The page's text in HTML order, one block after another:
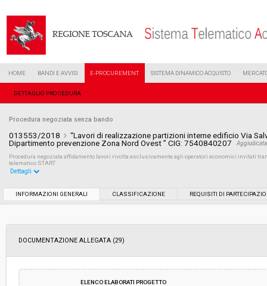
HOME BANDI E AVVISI E-PROCUREMENT SISTEMA DINAMICO ACQUISTO
DETTAGLIO PROCEDURA
Procedura negoziata senza bando
013553/2018
“Lavori di realizzazione partizioni interne edificio Via
Dipartimento prevenzione Zona Nord Ovest ” CIG: 7540840207
Aggiudicata
Procedura negoziata affidamento lavori rivolta esclusivamente agli operatori economici invitati
telematico START
Data pubblicazione:
Svolgimento:
Dettagli
INFORMAZIONI GENERALI CLASSIFICAZIONE REQUISITI DI
DOCUMENTAZIONE ALLEGATA (29)
ELENCO ELABORATI PROGETTO